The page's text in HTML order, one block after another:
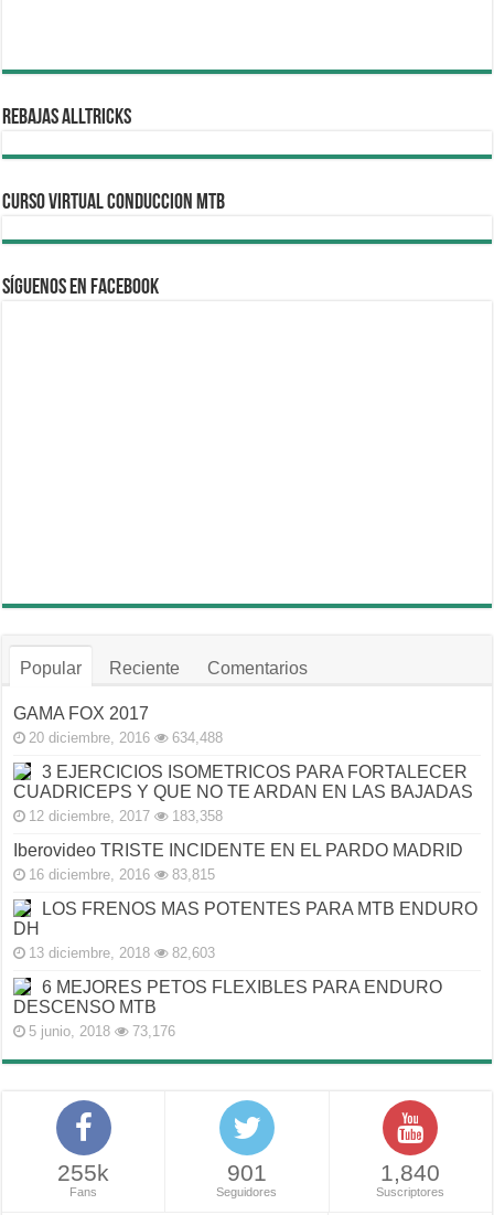
REBAJAS ALLTRICKS
CURSO VIRTUAL CONDUCCION MTB
Síguenos en Facebook
Popular Reciente Comentarios
GAMA FOX 2017
20 diciembre, 2016 634,488
3 EJERCICIOS ISOMETRICOS PARA FORTALECER
CUADRICEPS Y QUE NO TE ARDAN EN LAS BAJADAS
12 diciembre, 2017 183,358
Iberovideo TRISTE INCIDENTE EN EL PARDO MADRID
16 diciembre, 2016 83,815
LOS FRENOS MAS POTENTES PARA MTB ENDURO
DH
13 diciembre, 2018 82,603
6 MEJORES PETOS FLEXIBLES PARA ENDURO
DESCENSO MTB
5 junio, 2018 73,176
255k
Fans
901
Seguidores
1,840
Suscriptores